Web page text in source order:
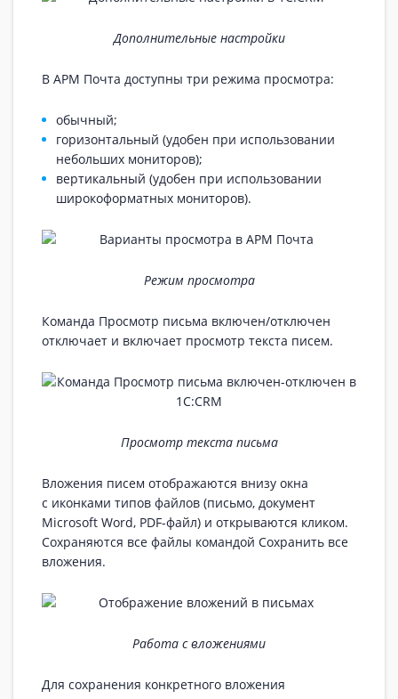
Дополнительные настройки
В АРМ Почта доступны три режима просмотра:
обычный;
горизонтальный (удобен при использовании
небольших мониторов);
вертикальный (удобен при использовании
широкоформатных мониторов).
Режим просмотра
Команда Просмотр письма включен/отключен
отключает и включает просмотр текста писем.
Просмотр текста письма
Вложения писем отображаются внизу окна
с иконками типов файлов (письмо, документ
Microsoft Word, PDF-файл) и открываются кликом.
Сохраняются все файлы командой Сохранить все
вложения.
Работа с вложениями
Для сохранения конкретного вложения